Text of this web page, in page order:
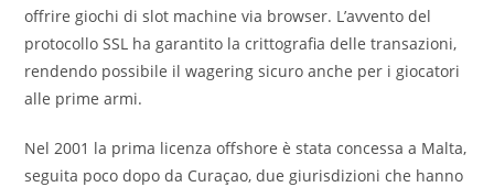
offrire giochi di slot machine via browser. L’avvento del
protocollo SSL ha garantito la crittografia delle transazioni,
rendendo possibile il wagering sicuro anche per i giocatori
alle prime armi.
Nel 2001 la prima licenza offshore è stata concessa a Malta,
seguita poco dopo da Curaçao, due giurisdizioni che hanno